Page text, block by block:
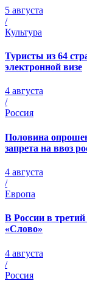
5 августа
/
Культура
Туристы из 64
электронной визе
4 августа
/
Россия
Половина
запрета на ввоз
4 августа
/
Европа
В России в
«Слово»
4 августа
/
Россия